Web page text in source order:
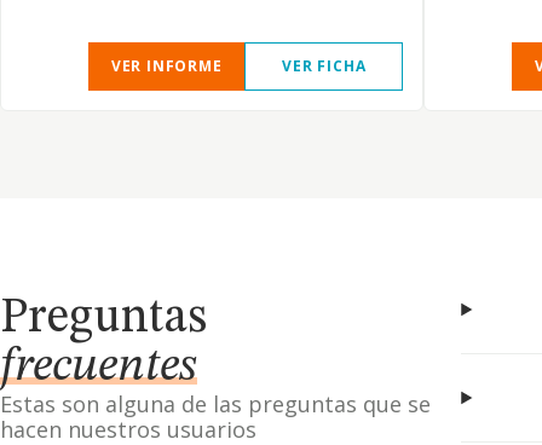
VER INFORME VER FICHA
Preguntas
frecuentes
Estas son alguna de las preguntas que se
hacen nuestros usuarios